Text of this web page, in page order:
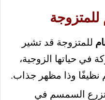
للمتزوجة قد تشير
في حياتها الزوجية،
وذا مظهر جذاب.
تزرع السمسم في